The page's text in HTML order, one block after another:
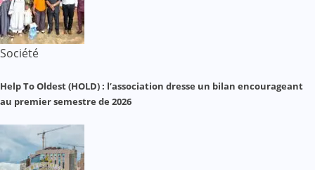
Société
Help To Oldest (HOLD) : l’association dresse un bilan encourageant
au premier semestre de 2026